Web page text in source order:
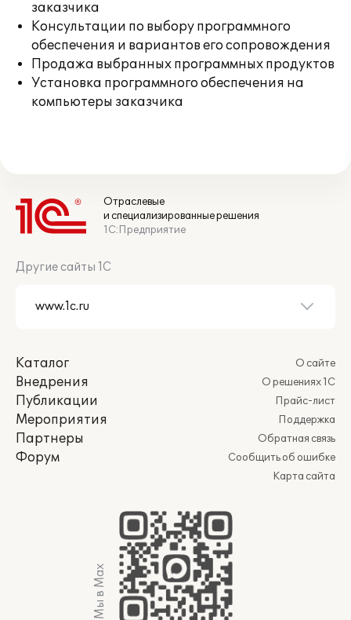
заказчика
Консультации по выбору программного
обеспечения и вариантов его сопровождения
Продажа выбранных программных продуктов
Установка программного обеспечения на
компьютеры заказчика
Отраслевые
и специализированные решения
1С:Предприятие
Другие сайты 1С
Каталог
Внедрения
Публикации
Мероприятия
Партнеры
Форум
О сайте
О решениях 1С
Прайс-лист
Поддержка
Обратная связь
Сообщить об ошибке
Карта сайта
Мы в Max